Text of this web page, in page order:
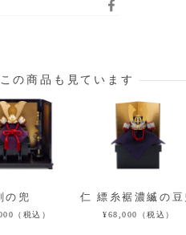
の商品も見ています
の兜
（税込）
仁 縹糸裾濃縅の
¥68,000（税込）